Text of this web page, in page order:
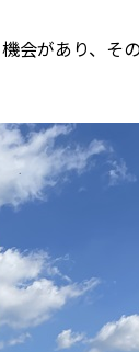
会があり、